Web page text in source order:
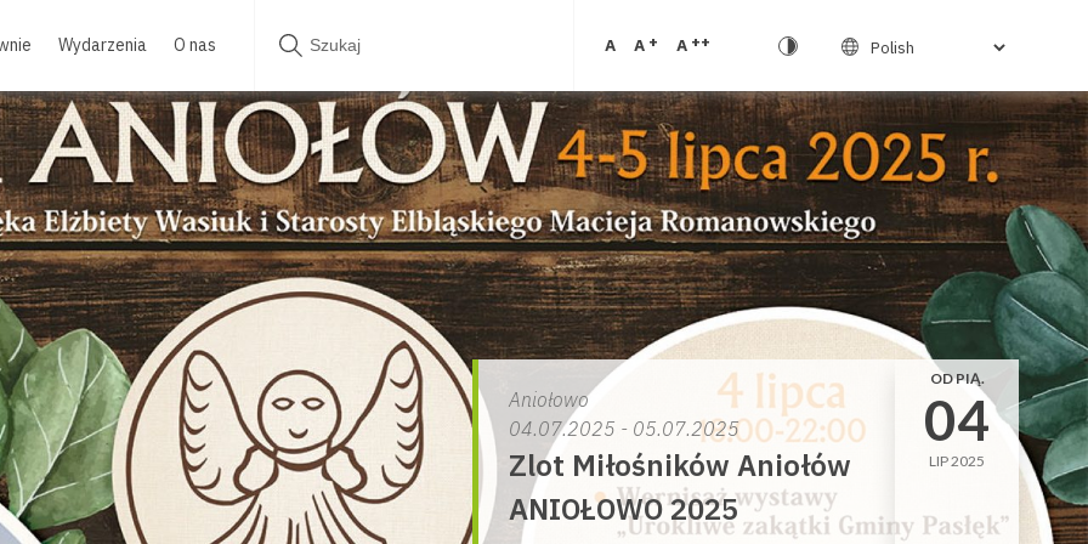
Wydarzenia O nas A A + A ++
Aniołowo
04.07.2025 - 05.07.2025
Zlot Miłośników Aniołów
ANIOŁOWO 2025
OD PIĄ.
04
LIP 2025